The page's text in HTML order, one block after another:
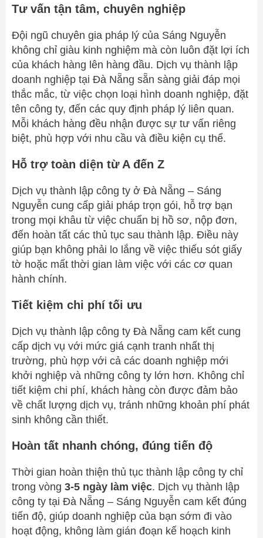
Tư vấn tận tâm, chuyên nghiệp
Đội ngũ chuyên gia pháp lý của Sáng Nguyễn
không chỉ giàu kinh nghiệm mà còn luôn đặt lợi ích
của khách hàng lên hàng đầu. Dịch vụ thành lập
doanh nghiệp tại Đà Nẵng sẵn sàng giải đáp mọi
thắc mắc, từ việc chọn loại hình doanh nghiệp, đặt
tên công ty, đến các quy định pháp lý liên quan.
Mỗi khách hàng đều nhận được sự tư vấn riêng
biệt, phù hợp với nhu cầu và điều kiện cụ thể.
Hỗ trợ toàn diện từ A đến Z
Dịch vụ thành lập công ty ở Đà Nẵng – Sáng
Nguyễn cung cấp giải pháp trọn gói, hỗ trợ bạn
trong mọi khâu từ việc chuẩn bị hồ sơ, nộp đơn,
đến hoàn tất các thủ tục sau thành lập. Điều này
giúp bạn không phải lo lắng về việc thiếu sót giấy
tờ hoặc mất thời gian làm việc với các cơ quan
hành chính.
Tiết kiệm chi phí tối ưu
Dịch vụ thành lập công ty Đà Nẵng cam kết cung
cấp dịch vụ với mức giá cạnh tranh nhất thị
trường, phù hợp với cả các doanh nghiệp mới
khởi nghiệp và những công ty lớn hơn. Không chỉ
tiết kiệm chi phí, khách hàng còn được đảm bảo
về chất lượng dịch vụ, tránh những khoản phí phát
sinh không cần thiết.
Hoàn tất nhanh chóng, đúng tiến độ
Thời gian hoàn thiện thủ tục thành lập công ty chỉ
trong vòng 3-5 ngày làm việc. Dịch vụ thành lập
công ty tại Đà Nẵng – Sáng Nguyễn cam kết đúng
tiến độ, giúp doanh nghiệp của bạn sớm đi vào
hoạt động, không làm gián đoạn kế hoạch kinh